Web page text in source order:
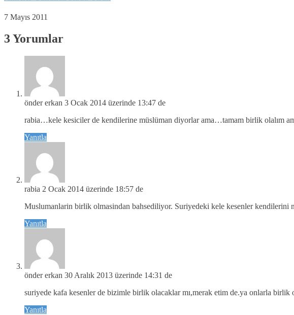
7 Mayıs 2011
3 Yorumlar
önder erkan 3 Ocak 2014 üzerinde 13:47 de
rabia…kele kesiciler de kendilerine müslüman diyorlar ama…tamam birlik olalım
Yanıtla
rabia 2 Ocak 2014 üzerinde 18:57 de
Muslumanlarin birlik olmasindan bahsediliyor. Suriyedeki kele kesenler
Yanıtla
önder erkan 30 Aralık 2013 üzerinde 14:31 de
suriyede kafa kesenler de bizimle birlik olacaklar mı,merak etim de.ya onlarla
Yanıtla